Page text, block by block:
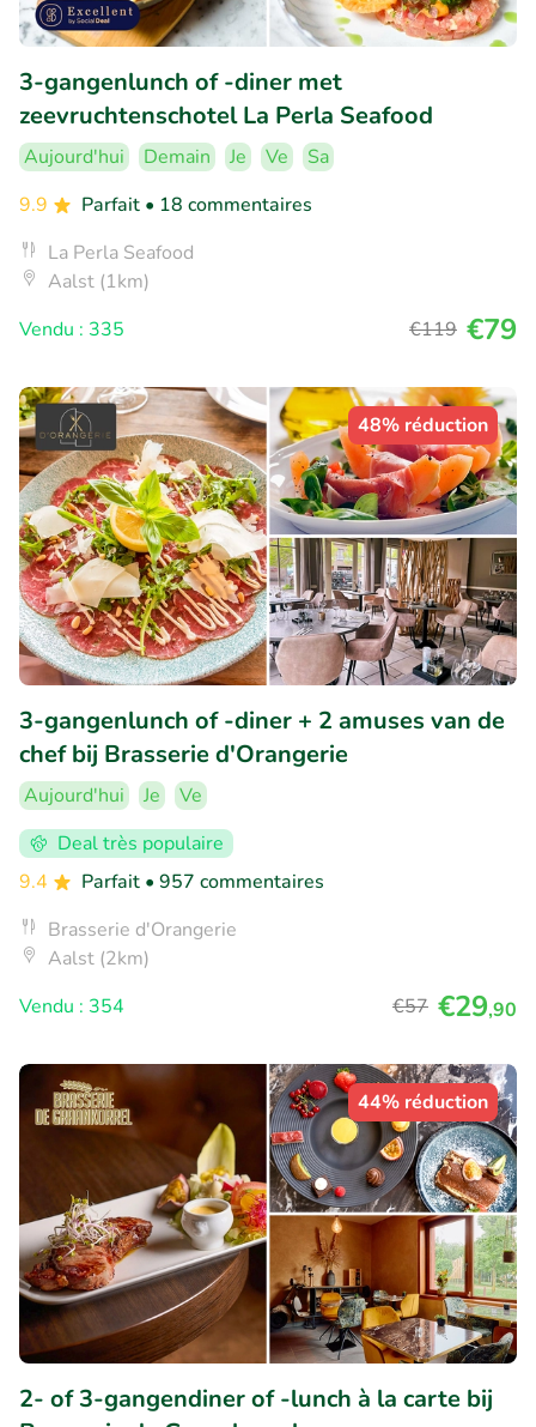
3-gangenlunch of -diner met
zeevruchtenschotel La Perla Seafood
Aujourd'hui Demain Je Ve
Sa
9.9
Parfait • 18 commentaires
La Perla Seafood
Aalst (1km)
Vendu : 335
€119 €79
48% réduction
3-gangenlunch of -diner + 2 amuses van de
chef bij Brasserie d'Orangerie
Aujourd'hui Je
Ve
Deal très populaire
9.4
Parfait • 957 commentaires
Brasserie d'Orangerie
Aalst (2km)
Vendu : 354
€57 €29,90
44% réduction
2- of 3-gangendiner of -lunch à la carte bij